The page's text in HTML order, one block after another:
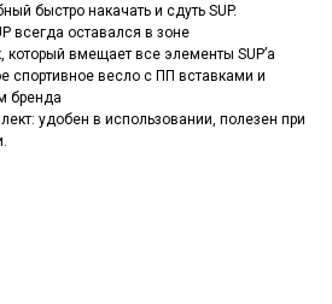
быстро накачать и сдуть SUP.
всегда оставался в зоне
который вмещает все элементы SUP’а
спортивное весло с ПП вставками и
бренда
удобен в использовании, полезен при